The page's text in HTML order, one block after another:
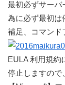
最初必ずサーバ
為に必ず最初は
補足、コマンド
EULA 利用規約
停止しますので